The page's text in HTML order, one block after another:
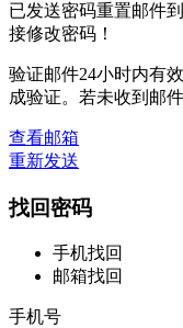
已发送密码重置邮件
接修改密码！
验证邮件24小时内有
成验证。若未收到邮
查看邮箱
重新发送
找回密码
手机找回
邮箱找回
手机号